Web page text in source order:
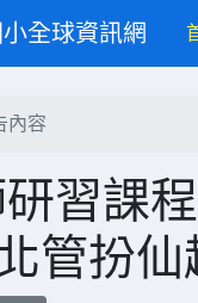
全球資訊網
內容
習課
管扮仙